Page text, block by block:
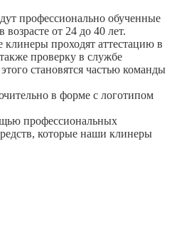
профессионально обученные
от 24 до 40 лет.
проходят аттестацию в
проверку в службе
становятся частью команды
в форме с логотипом
профессиональных
которые наши клинеры